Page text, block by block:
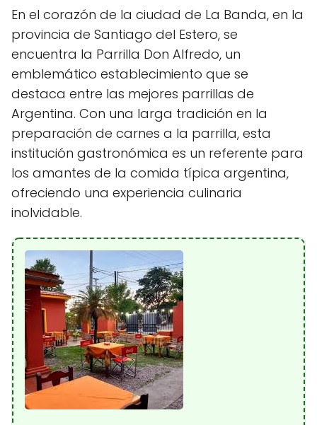
En el corazón de la ciudad de La Banda, en la
provincia de Santiago del Estero, se
encuentra la Parrilla Don Alfredo, un
emblemático establecimiento que se
destaca entre las mejores parrillas de
Argentina. Con una larga tradición en la
preparación de carnes a la parrilla, esta
institución gastronómica es un referente para
los amantes de la comida típica argentina,
ofreciendo una experiencia culinaria
inolvidable.